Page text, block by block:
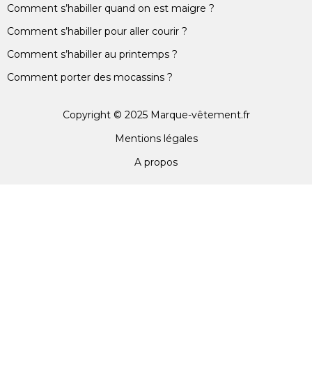
Comment s’habiller quand on est maigre ?
Comment s’habiller pour aller courir ?
Comment s’habiller au printemps ?
Comment porter des mocassins ?
Copyright © 2025 Marque-vêtement.fr
Mentions légales
A propos